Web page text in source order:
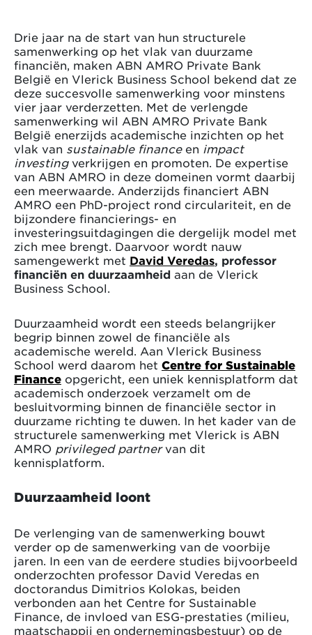
Drie jaar na de start van hun structurele
samenwerking op het vlak van duurzame
financiën, maken ABN AMRO Private Bank
België en Vlerick Business School bekend dat ze
deze succesvolle samenwerking voor minstens
vier jaar verderzetten. Met de verlengde
samenwerking wil ABN AMRO Private Bank
België enerzijds academische inzichten op het
vlak van sustainable financeen impact
investingverkrijgen en promoten. De expertise
van ABN AMRO in deze domeinen vormt daarbij
een meerwaarde. Anderzijds financiert ABN
AMRO een PhD-project rond circulariteit, en de
bijzondere financierings- en
investeringsuitdagingen die dergelijk model met
zich mee brengt. Daarvoor wordt nauw
samengewerkt met David Veredas, professor
financiën en duurzaamheid aan de Vlerick
Business School.
Duurzaamheid wordt een steeds belangrijker
begrip binnen zowel de financiële als
academische wereld. Aan Vlerick Business
School werd daarom het Centre for Sustainable
Finance opgericht, een uniek kennisplatform dat
academisch onderzoek verzamelt om de
besluitvorming binnen de financiële sector in
duurzame richting te duwen. In het kader van de
structurele samenwerking met Vlerick is ABN
AMRO privileged partnervan dit
kennisplatform.
Duurzaamheid loont
De verlenging van de samenwerking bouwt
verder op de samenwerking van de voorbije
jaren. In een van de eerdere studies bijvoorbeeld
onderzochten professor David Veredas en
doctorandus Dimitrios Kolokas, beiden
verbonden aan het Centre for Sustainable
Finance, de invloed van ESG-prestaties (milieu,
maatschappij en ondernemingsbestuur) op de